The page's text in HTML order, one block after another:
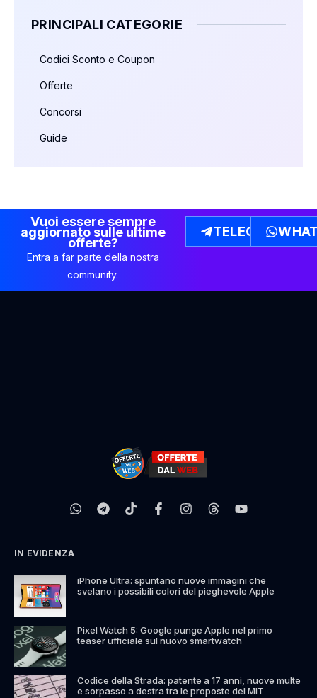
PRINCIPALI CATEGORIE
Codici Sconto e Coupon
Offerte
Concorsi
Guide
Vuoi essere sempre
aggiornato sulle ultime
offerte?
Entra a far parte della nostra
community.
TELEGRAM
IN EVIDENZA
iPhone Ultra: spuntano nuove immagini che
svelano i possibili colori del pieghevole Apple
Pixel Watch 5: Google punge Apple nel primo
teaser ufficiale sul nuovo smartwatch
Codice della Strada: patente a 17 anni, nuove multe
e sorpasso a destra tra le proposte del MIT